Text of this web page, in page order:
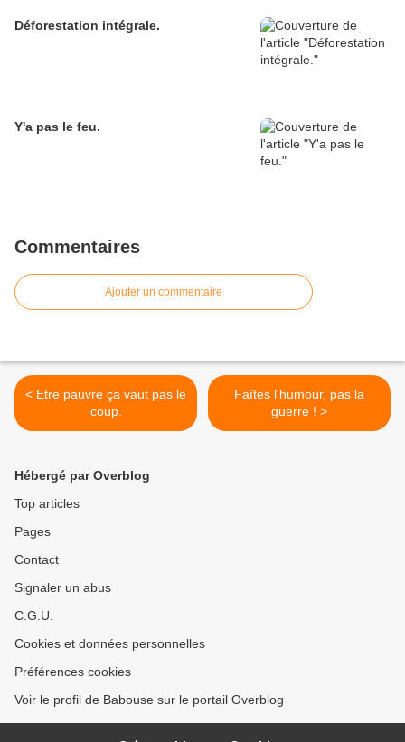
Déforestation intégrale.
Y'a pas le feu.
Commentaires
Ajouter un commentaire
< Etre pauvre ça vaut pas le
coup.
Faîtes l'humour, pas la
guerre ! >
Hébergé par Overblog
Top articles
Pages
Contact
Signaler un abus
C.G.U.
Cookies et données personnelles
Préférences cookies
Voir le profil de Babouse sur le portail Overblog